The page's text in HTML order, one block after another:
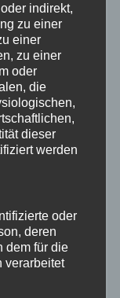
indirekt,
zu einer
einer
zu einer
oder
die
dieser
werden
oder
deren
dem für die
verarbeitet